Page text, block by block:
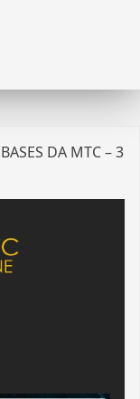
DA MTC – 3